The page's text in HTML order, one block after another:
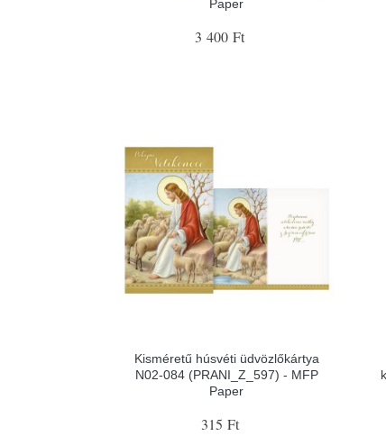
Paper
3 400 Ft
Kisméretű húsvéti üdvözlőkártya
N02-084 (PRANI_Z_597) - MFP
Paper
315 Ft